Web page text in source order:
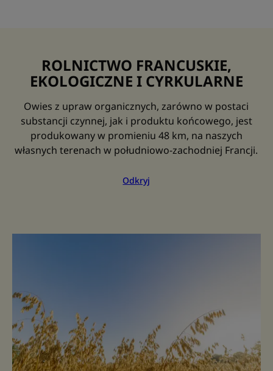
ROLNICTWO FRANCUSKIE,
EKOLOGICZNE I CYRKULARNE
Owies z upraw organicznych, zarówno w postaci
substancji czynnej, jak i produktu końcowego, jest
produkowany w promieniu 48 km, na naszych
własnych terenach w południowo-zachodniej Francji.
Odkryj